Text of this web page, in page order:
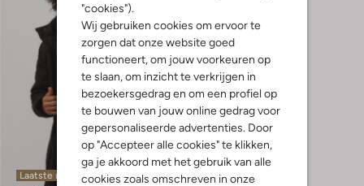
"cookies").
Wij gebruiken cookies om ervoor te
zorgen dat onze website goed
functioneert, om jouw voorkeuren op
te slaan, om inzicht te verkrijgen in
bezoekersgedrag en om een profiel op
te bouwen van jouw online gedrag voor
gepersonaliseerde advertenties. Door
op "Accepteer alle cookies" te klikken,
ga je akkoord met het gebruik van alle
cookies zoals omschreven in onze
Laatste maten